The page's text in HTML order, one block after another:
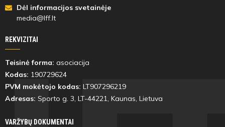
Dėl informacijos svetainėje
media@lff.lt
REKVIZITAI
Teisinė forma: asociacija
Kodas: 190729624
PVM mokėtojo kodas: LT907296219
Adresas: Sporto g. 3, LT-44221, Kaunas, Lietuva
VARŽYBŲ DOKUMENTAI